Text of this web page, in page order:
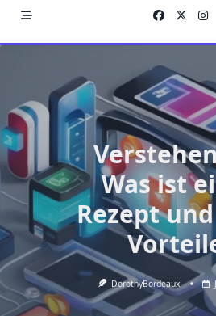
Was ist
Rezept
DorothyBordeaux